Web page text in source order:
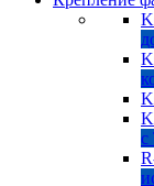
с